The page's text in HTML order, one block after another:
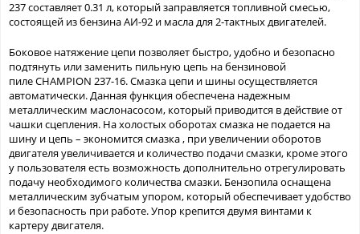
237 составляет 0.31 л, который заправляется топливной смесью,
состоящей из бензина АИ-92 и масла для 2-тактных двигателей.
Боковое натяжение цепи позволяет быстро, удобно и безопасно
подтянуть или заменить пильную цепь на бензиновой
пиле CHAMPION 237-16. Смазка цепи и шины осуществляется
автоматически. Данная функция обеспечена надежным
металлическим маслонасосом, который приводится в действие от
чашки сцепления. На холостых оборотах смазка не подается на
шину и цепь – экономится смазка , при увеличении оборотов
двигателя увеличивается и количество подачи смазки, кроме этого
у пользователя есть возможность дополнительно отрегулировать
подачу необходимого количества смазки. Бензопила оснащена
металлическим зубчатым упором, который обеспечивает удобство
и безопасность при работе. Упор крепится двумя винтами к
картеру двигателя.